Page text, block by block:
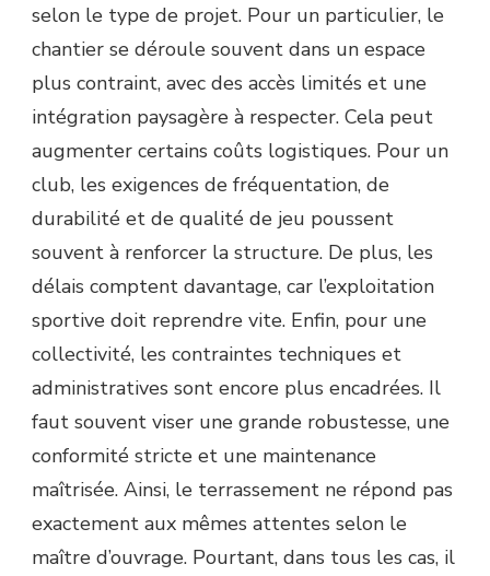
selon le type de projet. Pour un particulier, le
chantier se déroule souvent dans un espace
plus contraint, avec des accès limités et une
intégration paysagère à respecter. Cela peut
augmenter certains coûts logistiques. Pour un
club, les exigences de fréquentation, de
durabilité et de qualité de jeu poussent
souvent à renforcer la structure. De plus, les
délais comptent davantage, car l’exploitation
sportive doit reprendre vite. Enfin, pour une
collectivité, les contraintes techniques et
administratives sont encore plus encadrées. Il
faut souvent viser une grande robustesse, une
conformité stricte et une maintenance
maîtrisée. Ainsi, le terrassement ne répond pas
exactement aux mêmes attentes selon le
maître d’ouvrage. Pourtant, dans tous les cas, il